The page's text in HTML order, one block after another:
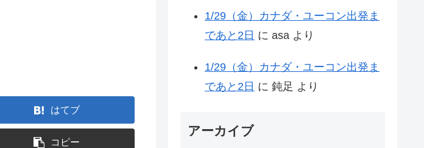
はてブ
コピー
1/29（金）カナダ・ユーコン出発ま
であと2日 に asa より
1/29（金）カナダ・ユーコン出発ま
であと2日 に 鈍足 より
アーカイブ